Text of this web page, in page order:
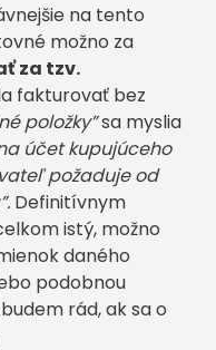
na tento
možno za
za tzv.
fakturovať bez
položky”sa myslia
účet kupujúceho
požaduje od
Definitívnym
istý, možno
daného
podobnou
rád, ak sa o